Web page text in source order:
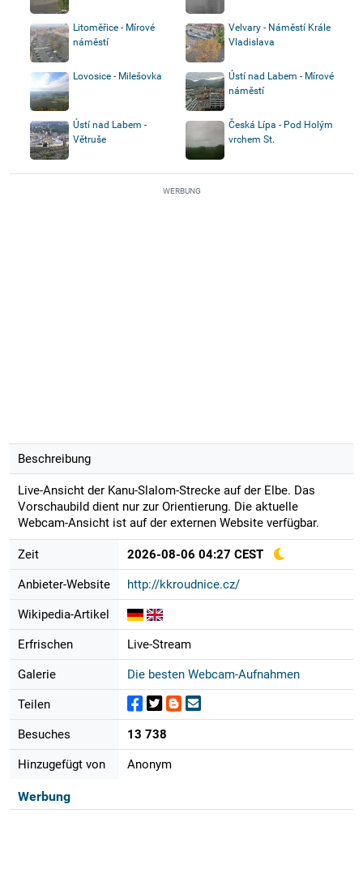
Litoměřice - Mírové
náměstí
Velvary - Náměstí Krále
Vladislava
Lovosice - Milešovka
Ústí nad Labem - Mírové
náměstí
Ústí nad Labem -
Větruše
Česká Lípa - Pod Holým
vrchem St.
WERBUNG
Beschreibung
Live-Ansicht der Kanu-Slalom-Strecke auf der Elbe. Das
Vorschaubild dient nur zur Orientierung. Die aktuelle
Webcam-Ansicht ist auf der externen Website verfügbar.
Zeit 2026-08-06 04:27 CEST
Anbieter-Website http://kkroudnice.cz/
Wikipedia-Artikel
Erfrischen Live-Stream
Galerie Die besten Webcam-Aufnahmen
Teilen
Besuches 13 738
Hinzugefügt von Anonym
Werbung